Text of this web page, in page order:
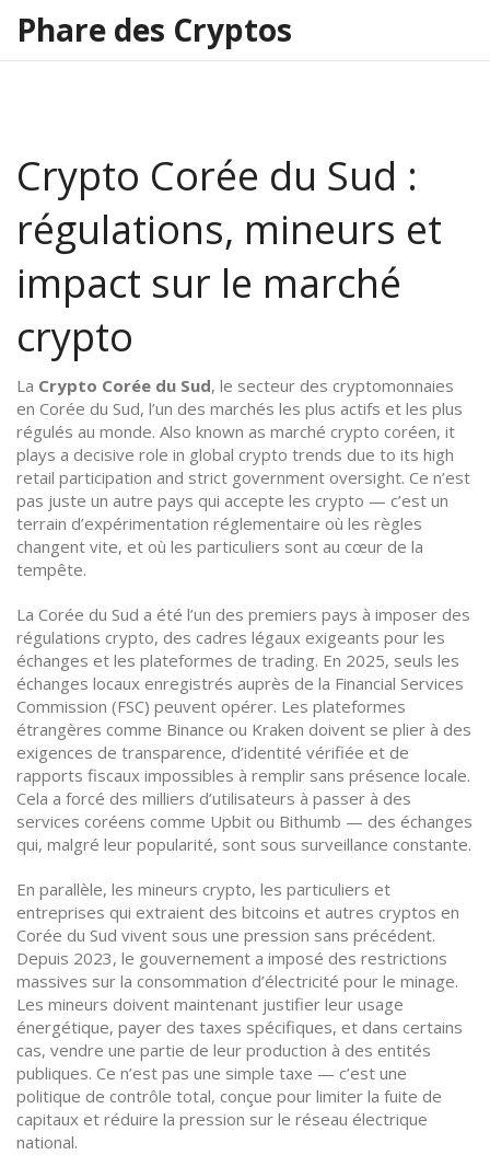
Phare des Cryptos
Crypto Corée du Sud :
régulations, mineurs et
impact sur le marché
crypto
La Crypto Corée du Sud, le secteur des cryptomonnaies
en Corée du Sud, l’un des marchés les plus actifs et les plus
régulés au monde. Also known as marché crypto coréen, it
plays a decisive role in global crypto trends due to its high
retail participation and strict government oversight. Ce n’est
pas juste un autre pays qui accepte les crypto — c’est un
terrain d’expérimentation réglementaire où les règles
changent vite, et où les particuliers sont au cœur de la
tempête.
La Corée du Sud a été l’un des premiers pays à imposer des
régulations crypto, des cadres légaux exigeants pour les
échanges et les plateformes de trading. En 2025, seuls les
échanges locaux enregistrés auprès de la Financial Services
Commission (FSC) peuvent opérer. Les plateformes
étrangères comme Binance ou Kraken doivent se plier à des
exigences de transparence, d’identité vérifiée et de
rapports fiscaux impossibles à remplir sans présence locale.
Cela a forcé des milliers d’utilisateurs à passer à des
services coréens comme Upbit ou Bithumb — des échanges
qui, malgré leur popularité, sont sous surveillance constante.
En parallèle, les mineurs crypto, les particuliers et
entreprises qui extraient des bitcoins et autres cryptos en
Corée du Sud vivent sous une pression sans précédent.
Depuis 2023, le gouvernement a imposé des restrictions
massives sur la consommation d’électricité pour le minage.
Les mineurs doivent maintenant justifier leur usage
énergétique, payer des taxes spécifiques, et dans certains
cas, vendre une partie de leur production à des entités
publiques. Ce n’est pas une simple taxe — c’est une
politique de contrôle total, conçue pour limiter la fuite de
capitaux et réduire la pression sur le réseau électrique
national.